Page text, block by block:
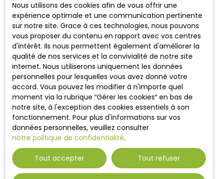
Maisons à vendre à Porto-Vecchio (20137)
Blog
Pourquoi investir dans l’immobilier à Ajaccio en
2026 ?
Vivre à Ajaccio : avantages et qualité de vie en
2026
Le marché immobilier à Ajaccio en 2026 :
tendances et évolution des prix
Nous utilisons des cookies afin de vous offrir une
expérience optimale et une communication pertinente
sur notre site. Grace à ces technologies, nous pouvons
vous proposer du contenu en rapport avec vos centres
d'intérêt. Ils nous permettent également d'améliorer la
qualité de nos services et la convivialité de notre site
internet. Nous utiliserons uniquement les données
personnelles pour lesquelles vous avez donné votre
accord. Vous pouvez les modifier à n'importe quel
moment via la rubrique ″Gérer les cookies″ en bas de
notre site, à l'exception des cookies essentiels à son
fonctionnement. Pour plus d'informations sur vos
données personnelles, veuillez consulter
notre politique de confidentialité.
Tout accepter Tout refuser